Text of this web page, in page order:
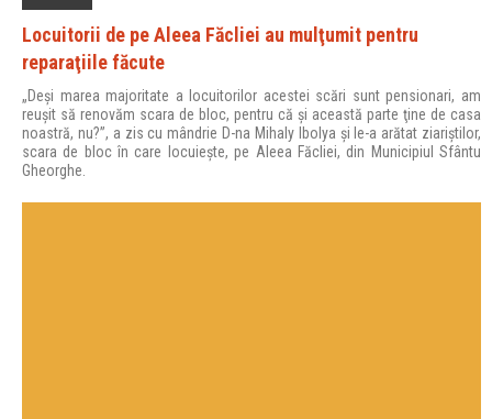
Locuitorii de pe Aleea Făcliei au mulţumit pentru
reparaţiile făcute
„Deşi marea majoritate a locuitorilor acestei scări sunt pensionari, am
reuşit să renovăm scara de bloc, pentru că şi această parte ţine de casa
noastră, nu?”, a zis cu mândrie D-na Mihaly Ibolya şi le-a arătat ziariştilor,
scara de bloc în care locuieşte, pe Aleea Făcliei, din Municipiul Sfântu
Gheorghe.